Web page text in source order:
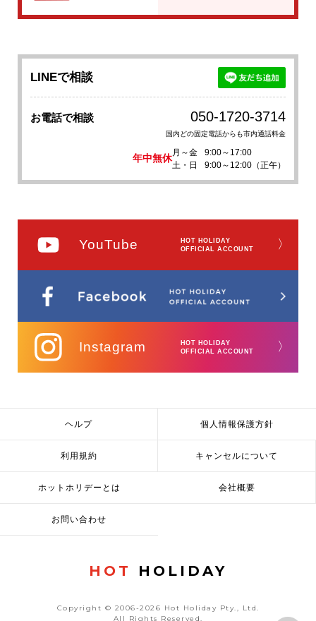
LINEで相談
お電話で相談 050-1720-3714
国内どの固定電話からも市内通話料金
年中無休
月～金
9:00～17:00
土・日
9:00～12:00（正午）
YouTube
HOT HOLIDAY
OFFICIAL ACCOUNT
〉
Instagram
HOT HOLIDAY
OFFICIAL ACCOUNT
〉
ヘルプ 個人情報保護方針
利用規約 キャンセルについて
ホットホリデーとは 会社概要
お問い合わせ
HOT HOLIDAY
Copyright © 2006-2026 Hot Holiday Pty., Ltd.
All Rights Reserved.